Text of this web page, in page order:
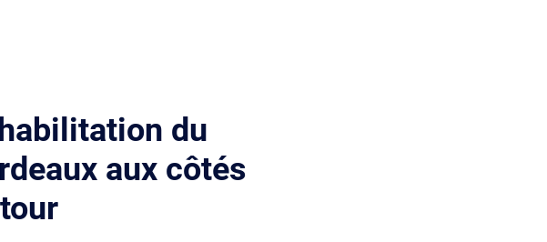
du
aux côtés